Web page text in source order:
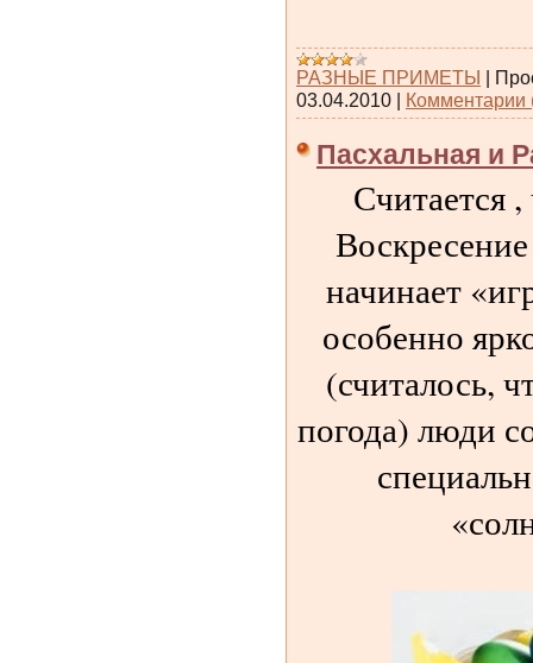
РАЗНЫЕ ПРИМЕТЫ |
03.04.2010 | Комментарии
Пасхальная и
Считается
начинает
особенно
(считалось,
погода) люди